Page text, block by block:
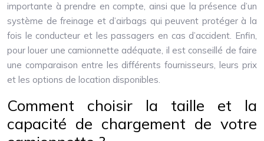
importante à prendre en compte, ainsi que la présence d’un
système de freinage et d’airbags qui peuvent protéger à la
fois le conducteur et les passagers en cas d’accident. Enfin,
pour louer une camionnette adéquate, il est conseillé de faire
une comparaison entre les différents fournisseurs, leurs prix
et les options de location disponibles.
Comment choisir la taille et la
capacité de chargement de votre